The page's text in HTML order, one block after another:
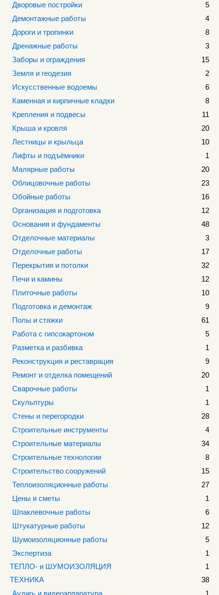
Дворовые постройки
5
Демонтажные работы
4
Дороги и тропинки
8
Дренажные работы
3
Заборы и ограждения
15
Земля и геодезия
2
Искусственные водоемы
6
Каменная и кирпичные кладки
8
Крепления и подвесы
11
Крыша и кровля
20
Лестницы и крыльца
10
Лифты и подъёмники
1
Малярные работы
20
Облицовочные работы
23
Обойные работы
16
Организация и подготовка
12
Основания и фундаменты
48
Отделочные материалы
3
Отделочные работы
17
Перекрытия и потолки
32
Печи и камины
12
Плиточные работы
10
Подготовка и демонтаж
9
Полы и стяжки
61
Работа с гипсокартоном
5
Разметка и разбивка
1
Реконструкция и реставрация
9
Ремонт и отделка помещений
20
Сварочные работы
1
Скульптуры
1
Стены и перегородки
28
Строительные инструменты
4
Строительные материалы
34
Строительные технологии
8
Строительство сооружений
15
Теплоизоляционные работы
27
Цены и сметы
1
Шпаклевочные работы
6
Штукатурные работы
12
Шумоизоляционные работы
5
Экспертиза
1
ТЕПЛО- и ШУМОИЗОЛЯЦИЯ
1
ТЕХНИКА
38
Аудио- и видеоаппаратура
1